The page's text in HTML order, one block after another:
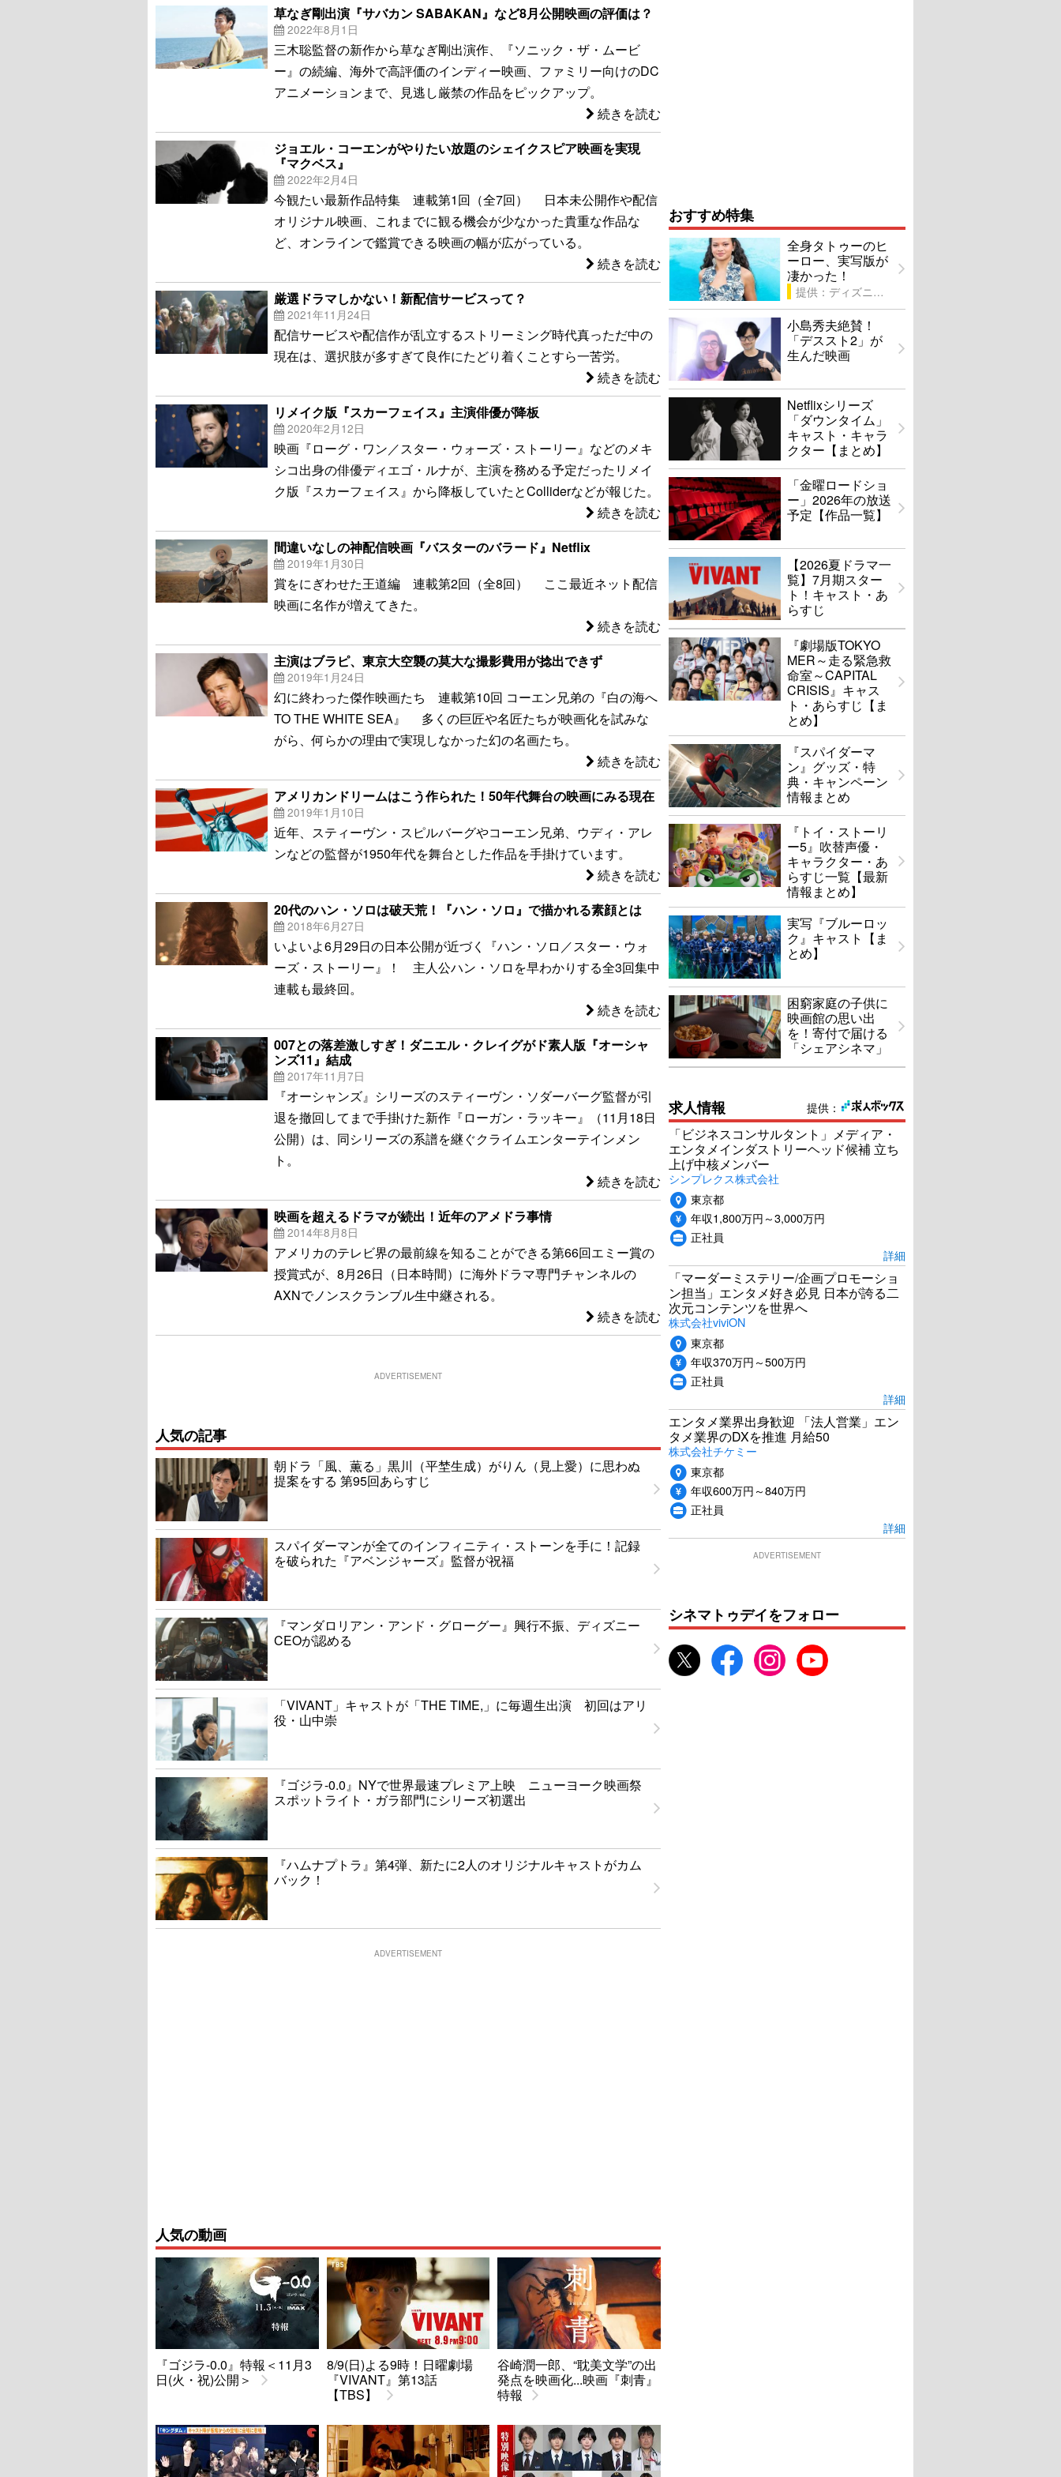
草なぎ剛出演『サバカン SABAKAN』など8月公開映画の評価は？
2022年8月1日
三木聡監督の新作から草なぎ剛出演作、『ソニック・ザ・ムービ
ー』の続編、海外で高評価のインディー映画、ファミリー向けのDC
アニメーションまで、見逃し厳禁の作品をピックアップ。
続きを読む
ジョエル・コーエンがやりたい放題のシェイクスピア映画を実現
『マクベス』
2022年2月4日
今観たい最新作品特集 連載第1回（全7回） 日本未公開作や配信
オリジナル映画、これまでに観る機会が少なかった貴重な作品な
ど、オンラインで鑑賞できる映画の幅が広がっている。
続きを読む
厳選ドラマしかない！新配信サービスって？
2021年11月24日
配信サービスや配信作が乱立するストリーミング時代真っただ中の
現在は、選択肢が多すぎて良作にたどり着くことすら一苦労。
続きを読む
リメイク版『スカーフェイス』主演俳優が降板
2020年2月12日
映画『ローグ・ワン／スター・ウォーズ・ストーリー』などのメキ
シコ出身の俳優ディエゴ・ルナが、主演を務める予定だったリメイ
ク版『スカーフェイス』から降板していたとColliderなどが報じた。
続きを読む
間違いなしの神配信映画『バスターのバラード』Netflix
2019年1月30日
賞をにぎわせた王道編 連載第2回（全8回） ここ最近ネット配信
映画に名作が増えてきた。
続きを読む
主演はブラピ、東京大空襲の莫大な撮影費用が捻出できず
2019年1月24日
幻に終わった傑作映画たち 連載第10回 コーエン兄弟の『白の海へ
TO THE WHITE SEA』 多くの巨匠や名匠たちが映画化を試みな
がら、何らかの理由で実現しなかった幻の名画たち。
続きを読む
アメリカンドリームはこう作られた！50年代舞台の映画にみる現在
2019年1月10日
近年、スティーヴン・スピルバーグやコーエン兄弟、ウディ・アレ
ンなどの監督が1950年代を舞台とした作品を手掛けています。
続きを読む
20代のハン・ソロは破天荒！『ハン・ソロ』で描かれる素顔とは
2018年6月27日
いよいよ6月29日の日本公開が近づく『ハン・ソロ／スター・ウォ
ーズ・ストーリー』！ 主人公ハン・ソロを早わかりする全3回集中
連載も最終回。
続きを読む
007との落差激しすぎ！ダニエル・クレイグがド素人版『オーシャ
ンズ11』結成
2017年11月7日
『オーシャンズ』シリーズのスティーヴン・ソダーバーグ監督が引
退を撤回してまで手掛けた新作『ローガン・ラッキー』（11月18日
公開）は、同シリーズの系譜を継ぐクライムエンターテインメン
ト。
続きを読む
映画を超えるドラマが続出！近年のアメドラ事情
2014年8月8日
アメリカのテレビ界の最前線を知ることができる第66回エミー賞の
授賞式が、8月26日（日本時間）に海外ドラマ専門チャンネルの
AXNでノンスクランブル生中継される。
続きを読む
ADVERTISEMENT
人気の記事
朝ドラ「風、薫る」黒川（平埜生成）がりん（見上愛）に思わぬ
提案をする 第95回あらすじ
スパイダーマンが全てのインフィニティ・ストーンを手に！記録
を破られた『アベンジャーズ』監督が祝福
『マンダロリアン・アンド・グローグー』興行不振、ディズニー
CEOが認める
「VIVANT」キャストが「THE TIME,」に毎週生出演 初回はアリ
役・山中崇
『ゴジラ-0.0』NYで世界最速プレミア上映 ニューヨーク映画祭
スポットライト・ガラ部門にシリーズ初選出
『ハムナプトラ』第4弾、新たに2人のオリジナルキャストがカム
バック！
ADVERTISEMENT
人気の動画
『ゴジラ-0.0』特報＜11月3
日(火・祝)公開＞
8/9(日)よる9時！日曜劇場
『VIVANT』第13話
【TBS】
谷崎潤一郎、“耽美文学”の出
発点を映画化...映画『刺青』
特報
おすすめ特集
全身タトゥーのヒ
ーロー、実写版が
凄かった！
提供：ディズニー
小島秀夫絶賛！
「デススト2」が
生んだ映画
Netflixシリーズ
「ダウンタイム」
キャスト・キャラ
クター【まとめ】
「金曜ロードショ
ー」2026年の放送
予定【作品一覧】
【2026夏ドラマ一
覧】7月期スター
ト！キャスト・あ
らすじ
『劇場版TOKYO
MER～走る緊急救
命室～CAPITAL
CRISIS』キャス
ト・あらすじ【ま
とめ】
『スパイダーマ
ン』グッズ・特
典・キャンペーン
情報まとめ
『トイ・ストーリ
ー5』吹替声優・
キャラクター・あ
らすじ一覧【最新
情報まとめ】
実写『ブルーロッ
ク』キャスト【ま
とめ】
困窮家庭の子供に
映画館の思い出
を！寄付で届ける
「シェアシネマ」
提供：
求人情報
「ビジネスコンサルタント」メディア・
エンタメインダストリーヘッド候補 立ち
上げ中核メンバー
シンプレクス株式会社
東京都
年収1,800万円～3,000万円
正社員
詳細
「マーダーミステリー/企画プロモーショ
ン担当」エンタメ好き必見 日本が誇る二
次元コンテンツを世界へ
株式会社viviON
東京都
年収370万円～500万円
正社員
詳細
エンタメ業界出身歓迎 「法人営業」エン
タメ業界のDXを推進 月給50
株式会社チケミー
東京都
年収600万円～840万円
正社員
詳細
ADVERTISEMENT
シネマトゥデイをフォロー